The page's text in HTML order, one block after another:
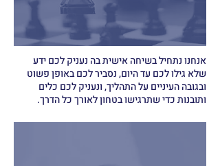
אנחנו נתחיל בשיחה אישית בה נעניק לכם ידע
שלא גילו לכם עד היום, נסביר לכם באופן פשוט
ובגובה העיניים על התהליך, ונעניק לכם כלים
ותובנות כדי שתרגישו בטחון לאורך כל הדרך.